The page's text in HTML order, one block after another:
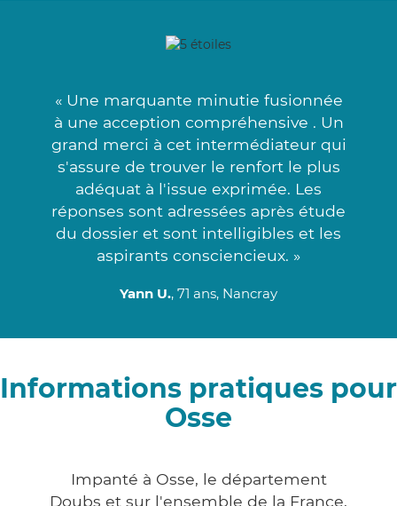
« Une marquante minutie fusionnée
à une acception compréhensive . Un
grand merci à cet intermédiateur qui
s'assure de trouver le renfort le plus
adéquat à l'issue exprimée. Les
réponses sont adressées après étude
du dossier et sont intelligibles et les
aspirants consciencieux. »
Yann U., 71 ans, Nancray
Informations pratiques pour
Osse
Impanté à Osse, le département
Doubs et sur l'ensemble de la France,